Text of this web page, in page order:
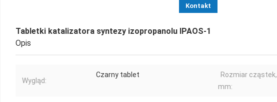
Kontakt
Tabletki katalizatora syntezy izopropanolu IPAOS-1
Opis
Wygląd:
Czarny tablet
Rozmiar cząstek,
mm: